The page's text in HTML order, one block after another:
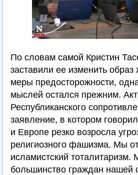
По словам самой Кристин
заставили ее изменить образ
меры предосторожности,
мыслей остался прежним.
Республиканского
заявление, в котором
и Европе резко возросла
религиозного фашизма. Мы
исламистский тоталитаризм.
большинство граждан нашей